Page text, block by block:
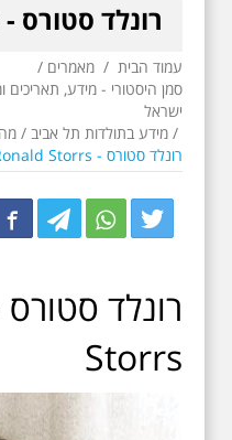
רונלד סטורס - Ronald Storrs
עמוד הבית / מאמרים /
סמן היסטורי - מידע, תאריכים
ישראל
/ מידע בתולדות תל אביב /
רונלד סטורס - Ronald Storrs
Twitter
Twitter
Storrs